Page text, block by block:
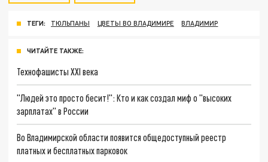
ТЕГИ: ТЮЛЬПАНЫ ЦВЕТЫ ВО ВЛАДИМИРЕ ВЛАДИМИР
ЧИТАЙТЕ ТАКЖЕ:
Технофашисты XXI века
"Людей это просто бесит!": Кто и как создал миф о "высоких
зарплатах" в России
Во Владимирской области появится общедоступный реестр
платных и бесплатных парковок